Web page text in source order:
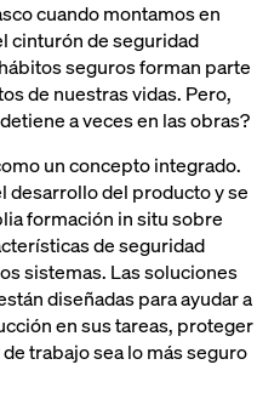
cuando montamos en
cinturón de seguridad
seguros forman parte
de nuestras vidas. Pero,
a veces en las obras?
un concepto integrado.
desarrollo del producto y se
formación in situ sobre
de seguridad
sistemas. Las soluciones
diseñadas para ayudar a
en sus tareas, proteger
trabajo sea lo más seguro